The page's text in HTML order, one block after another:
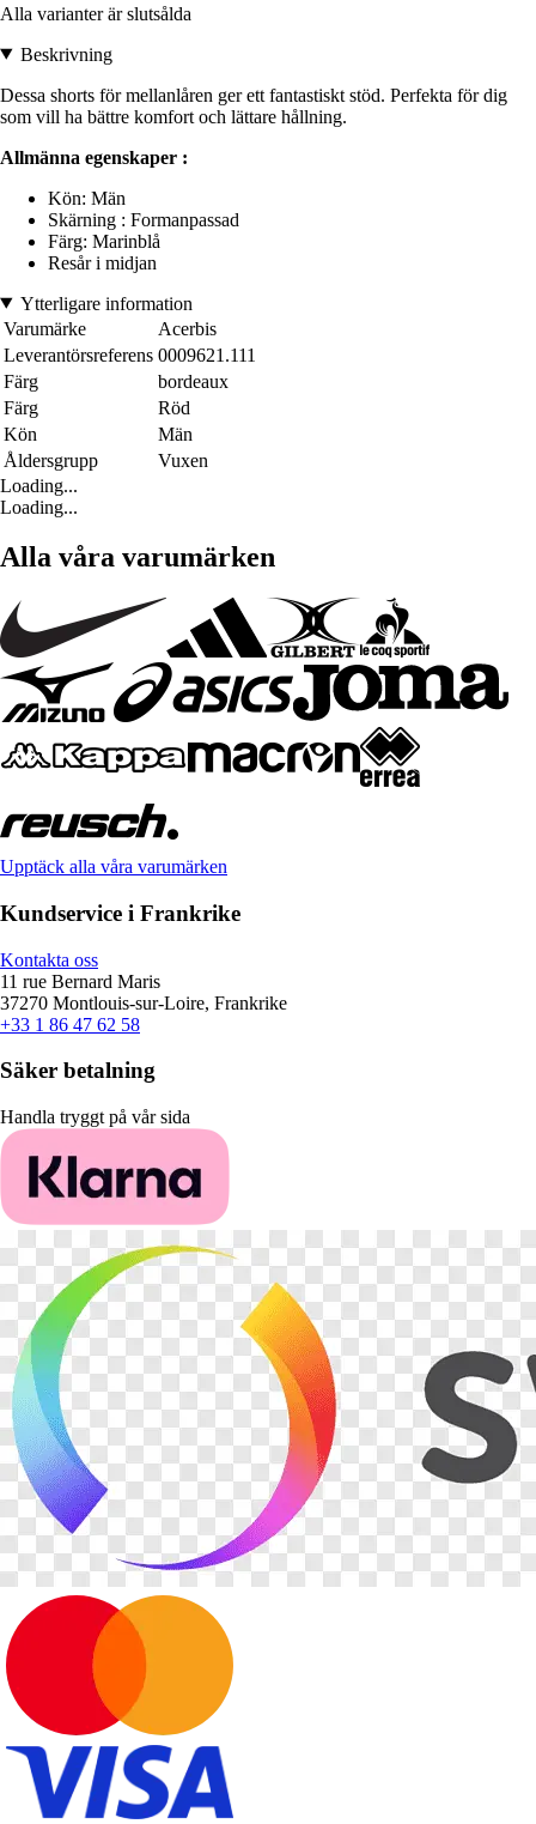
Alla varianter är slutsålda
Beskrivning
Dessa shorts för mellanlåren ger ett fantastiskt stöd. Perfekta för dig
som vill ha bättre komfort och lättare hållning.
Allmänna egenskaper :
Kön: Män
Skärning : Formanpassad
Färg: Marinblå
Resår i midjan
Ytterligare information
Varumärke
Acerbis
Leverantörsreferens 0009621.111
Färg
bordeaux
Färg
Röd
Kön
Män
Åldersgrupp
Vuxen
Loading...
Loading...
Alla våra varumärken
Upptäck alla våra varumärken
Kundservice i Frankrike
Kontakta oss
11 rue Bernard Maris
37270 Montlouis-sur-Loire, Frankrike
+33 1 86 47 62 58
Säker betalning
Handla tryggt på vår sida